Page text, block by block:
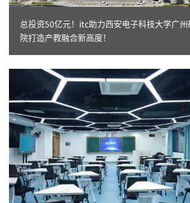
总投资50亿元！itc助力西安电子科技大学广州
院打造产教融合新高度！